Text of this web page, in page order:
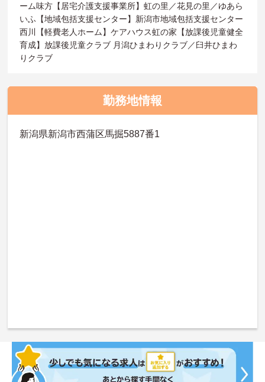
ーム味方【居宅介護支援事業所】虹の里／花見の里／ゆあら
いふ【地域包括支援センター】新潟市地域包括支援センター
西川【軽費老人ホーム】ケアハウス虹の家【放課後児童健全
育成】放課後児童クラブ 月潟ひまわりクラブ／臼井ひまわ
りクラブ
勤務地情報
新潟県新潟市西蒲区馬掘5887番1